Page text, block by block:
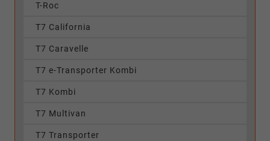
T-Roc
T7 California
T7 Caravelle
T7 e-Transporter Kombi
T7 Kombi
T7 Multivan
T7 Transporter